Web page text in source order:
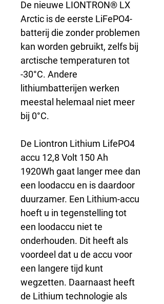
De nieuwe LIONTRON® LX
Arctic is de eerste LiFePO4-
batterij die zonder problemen
kan worden gebruikt, zelfs bij
arctische temperaturen tot
-30°C. Andere
lithiumbatterijen werken
meestal helemaal niet meer
bij 0°C.
De Liontron Lithium LifePO4
accu 12,8 Volt 150 Ah
1920Wh gaat langer mee dan
een loodaccu en is daardoor
duurzamer. Een Lithium-accu
hoeft u in tegenstelling tot
een loodaccu niet te
onderhouden. Dit heeft als
voordeel dat u de accu voor
een langere tijd kunt
wegzetten. Daarnaast heeft
de Lithium technologie als